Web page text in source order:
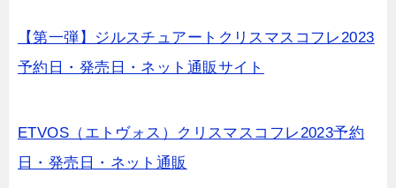
【第一弾】ジルスチュアートクリスマスコフレ2023
予約日・発売日・ネット通販サイト
ETVOS（エトヴォス）クリスマスコフレ2023予約
日・発売日・ネット通販